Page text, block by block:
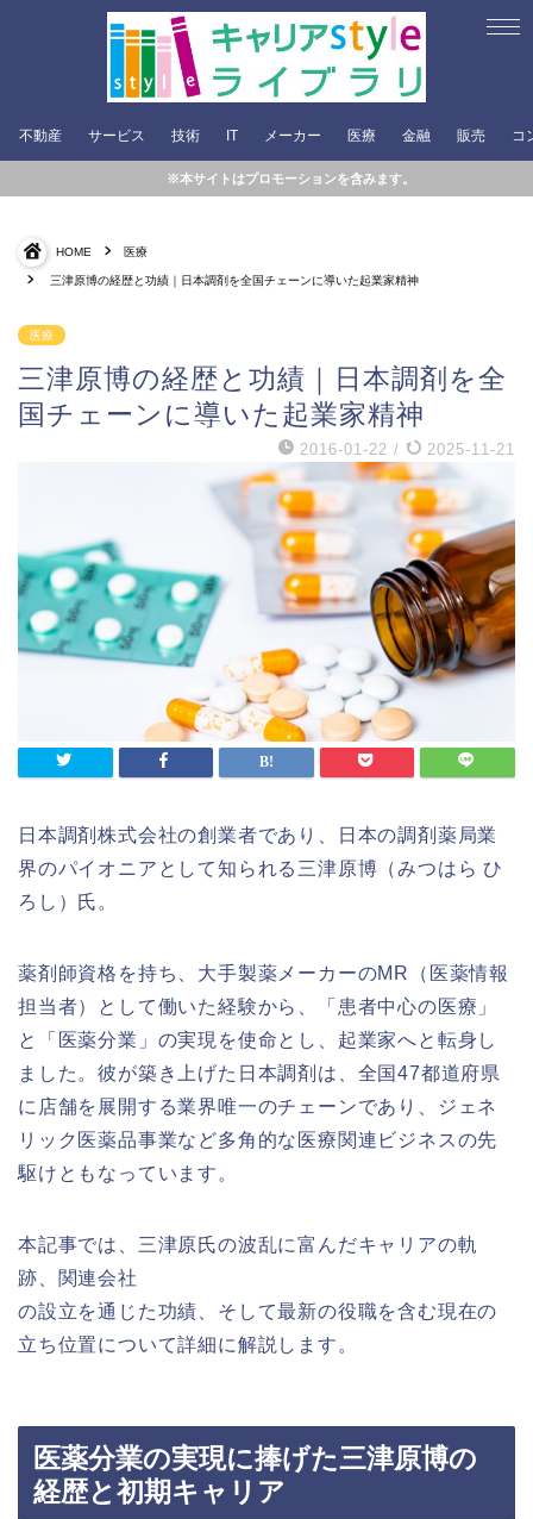
不動産 サービス 技術 IT メーカー 医療 金融 販売 コ
※本サイトはプロモーションを含みます。
HOME 医療
三津原博の経歴と功績｜日本調剤を全国チェーンに導いた起業家精神
医療
三津原博の経歴と功績｜日本調剤を全
国チェーンに導いた起業家精神
2016-01-22 / 2025-11-21
日本調剤株式会社の創業者であり、日本の調剤薬局業
界のパイオニアとして知られる三津原博（みつはら ひ
ろし）氏。
薬剤師資格を持ち、大手製薬メーカーのMR（医薬情報
担当者）として働いた経験から、「患者中心の医療」
と「医薬分業」の実現を使命とし、起業家へと転身し
ました。彼が築き上げた日本調剤は、全国47都道府県
に店舗を展開する業界唯一のチェーンであり、ジェネ
リック医薬品事業など多角的な医療関連ビジネスの先
駆けともなっています。
本記事では、三津原氏の波乱に富んだキャリアの軌
跡、関連会社
の設立を通じた功績、そして最新の役職を含む現在の
立ち位置について詳細に解説します。
医薬分業の実現に捧げた三津原博の
経歴と初期キャリア